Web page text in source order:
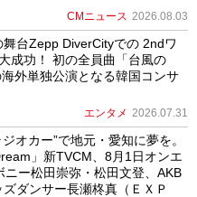
CMニュース 2026.08.03
台Zepp DiverCityでの 2ndワ
成功！ 初の全員曲「台風の
外単独公演となる韓国コンサ
エンタメ 2026.07.31
オカー”で地元・愛知に夢を。
」新TVCM、8月1日オンエ
ー松田崇弥・松田文登、AKB
ダンサー長瀬柊真（ＥＸＰ